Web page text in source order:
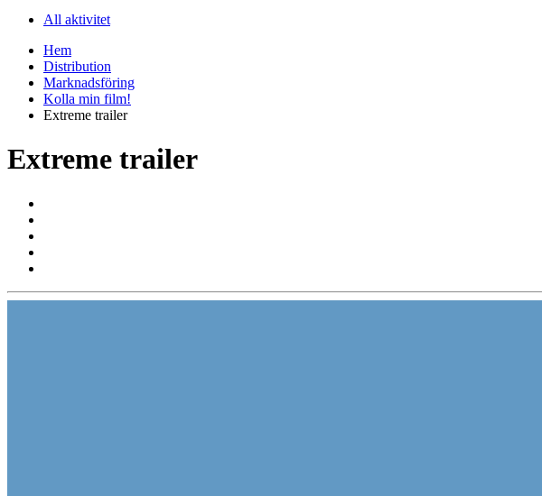
All aktivitet
Hem
Distribution
Marknadsföring
Kolla min film!
Extreme trailer
Extreme trailer